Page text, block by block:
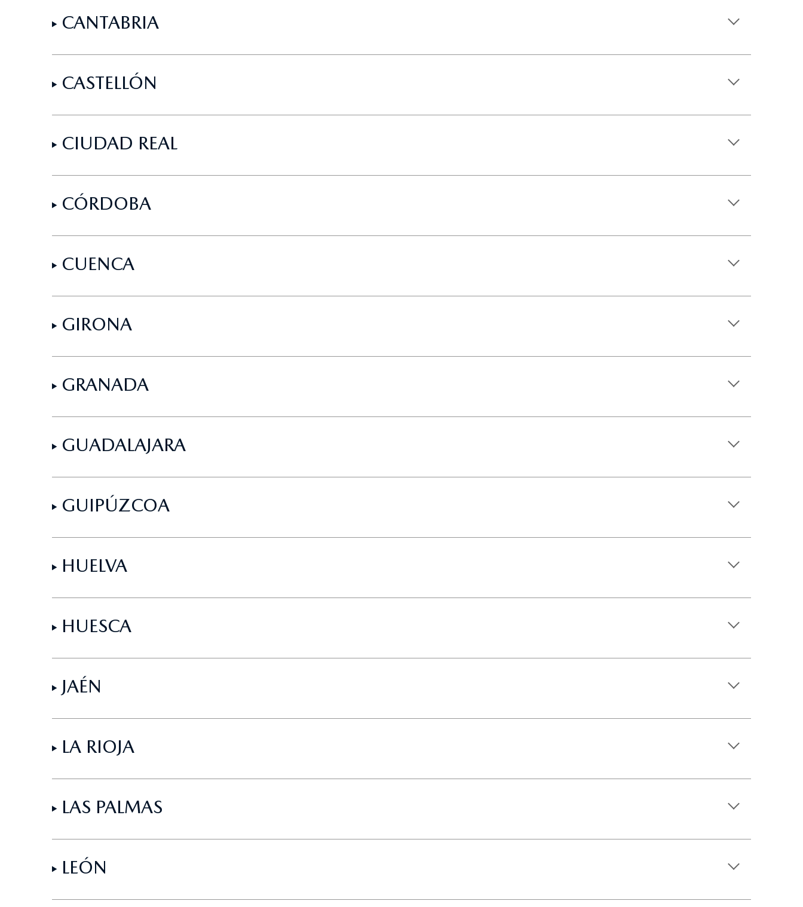
CANTABRIA
CASTELLÓN
CIUDAD REAL
CÓRDOBA
CUENCA
GIRONA
GRANADA
GUADALAJARA
GUIPÚZCOA
HUELVA
HUESCA
JAÉN
LA RIOJA
LAS PALMAS
LEÓN